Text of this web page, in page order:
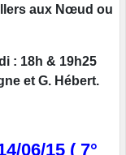
aux Nœud ou
: 18h & 19h25
et G. Hébert.
06/15 ( 7°